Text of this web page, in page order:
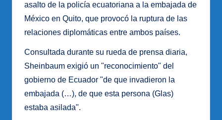
asalto de la policía ecuatoriana a la embajada de
México en Quito, que provocó la ruptura de las
relaciones diplomáticas entre ambos países.
Consultada durante su rueda de prensa diaria,
Sheinbaum exigió un "reconocimiento" del
gobierno de Ecuador "de que invadieron la
embajada (…), de que esta persona (Glas)
estaba asilada".